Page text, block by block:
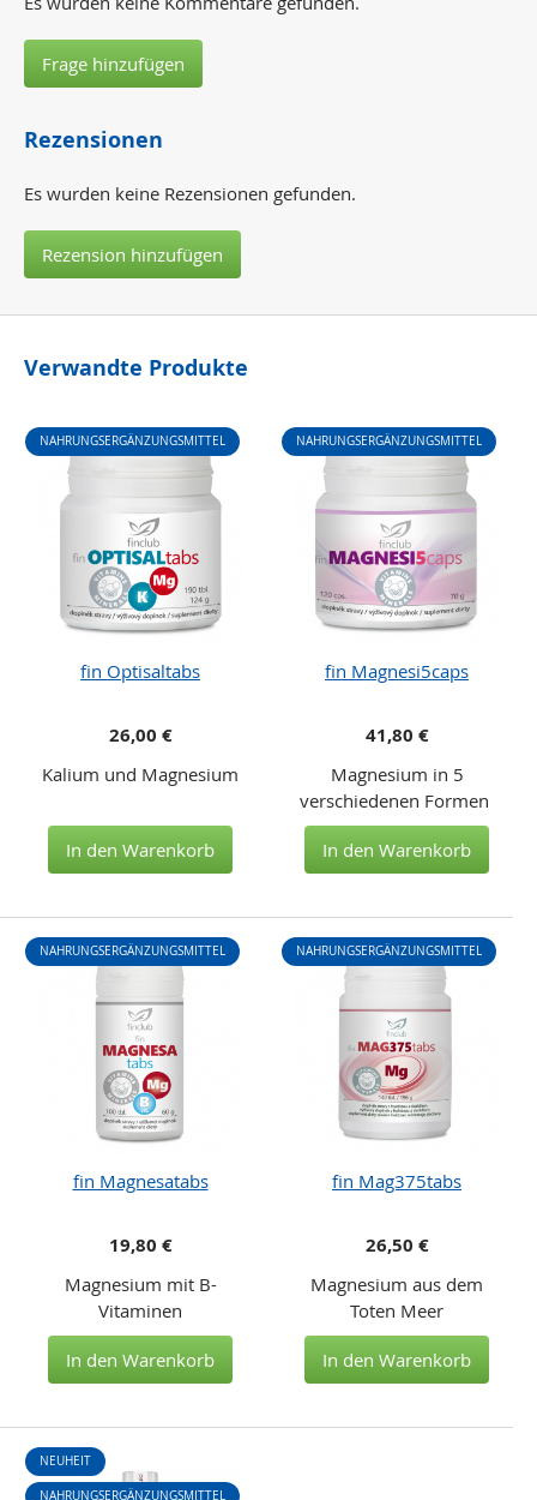
Frage hinzufügen
Rezensionen
Es wurden keine Rezensionen gefunden.
Rezension hinzufügen
Verwandte Produkte
fin Optisaltabs
NAHRUNGSERGÄNZUNGSMITTEL
26,00 €
Kalium und Magnesium
In den Warenkorb
fin Magnesi5caps
NAHRUNGSERGÄNZUNGSMITTEL
41,80 €
Magnesium in 5
verschiedenen Formen
In den Warenkorb
fin Magnesatabs
NAHRUNGSERGÄNZUNGSMITTEL
19,80 €
Magnesium mit B-
Vitaminen
In den Warenkorb
fin Mag375tabs
NAHRUNGSERGÄNZUNGSMITTEL
26,50 €
Magnesium aus dem
Toten Meer
In den Warenkorb
NEUHEIT
NAHRUNGSERGÄNZUNGSMITTEL